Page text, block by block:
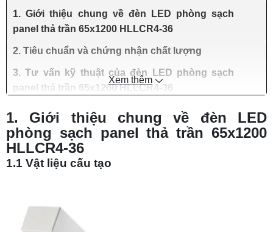
1. Giới thiệu chung về đèn LED phòng sạch
panel thả trần 65x1200 HLLCR4-36
2. Tiêu chuẩn và chứng nhận chất lượng
3. Tư vấn kỹ thuật của đèn LED phòng sạch
panel thả trần 65x1200 HLLCR4-36
Xem thêm
1. Giới thiệu chung về đèn LED
phòng sạch panel thả trần 65x1200
HLLCR4-36
1.1 Vật liệu cấu tạo